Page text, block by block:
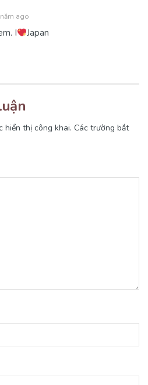
ago
I Japan
hiển thị công khai. Các trường bắt